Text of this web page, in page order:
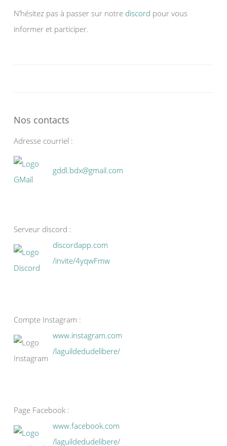
N’hésitez pas à passer sur notre discord pour vous
informer et participer.
Nos contacts
Adresse courriel :
gddl.bdx@gmail.com
Serveur discord :
discordapp.com
/invite/4yqwFmw
Compte Instagram :
www.instagram.com
/laguildedudelibere/
Page Facebook :
www.facebook.com
/laguildedudelibere/